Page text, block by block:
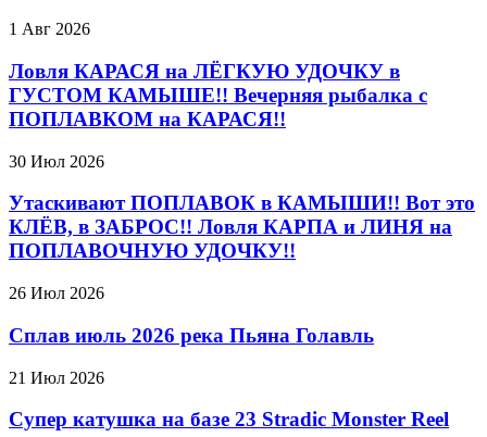
1 Авг 2026
Ловля КАРАСЯ на ЛЁГКУЮ УДОЧКУ в
ГУСТОМ КАМЫШЕ!! Вечерняя рыбалка с
ПОПЛАВКОМ на КАРАСЯ!!
30 Июл 2026
Утаскивают ПОПЛАВОК в КАМЫШИ!! Вот это
КЛЁВ, в ЗАБРОС!! Ловля КАРПА и ЛИНЯ на
ПОПЛАВОЧНУЮ УДОЧКУ!!
26 Июл 2026
Сплав июль 2026 река Пьяна Голавль
21 Июл 2026
Супер катушка на базе 23 Stradic Monster Reel